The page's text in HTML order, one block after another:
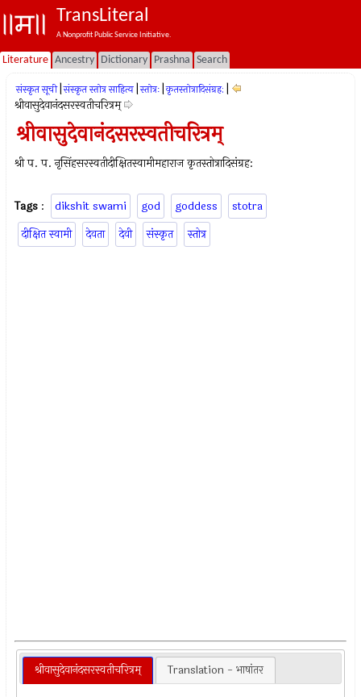
TransLiteral
A Nonprofit Public Service Initiative.
Literature Ancestry Dictionary Prashna Search
संस्कृत सूची संस्कृत स्तोत्र साहित्य स्तोत्रः कृतस्तोत्रादिसंग्रह:
श्रीवासुदेवानंदसरस्वतीचरित्रम्
श्रीवासुदेवानंदसरस्वतीचरित्रम्
श्री प. प. नृसिंहसरस्वतीदीक्षितस्वामीमहाराज कृतस्तोत्रादिसंग्रह:
Tags : dikshit swami god goddess
stotra
दीक्षित स्वामी
देवता देवी संस्कृत स्तोत्र
श्रीवासुदेवानंदसरस्वतीचरित्रम् Translation - भाषांतर